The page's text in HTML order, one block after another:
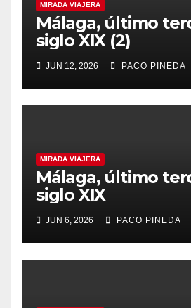
MIRADA VIAJERA
Málaga, último
siglo XIX (2)
JUN 12, 2026 PACO PINEDA
MIRADA VIAJERA
Málaga, último
siglo XIX
JUN 6, 2026 PACO PINEDA